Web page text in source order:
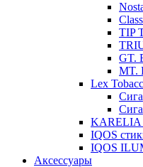
TIP
GT.
MT.
Lex
KARELIA
IQOS
IQOS
Аксессуары